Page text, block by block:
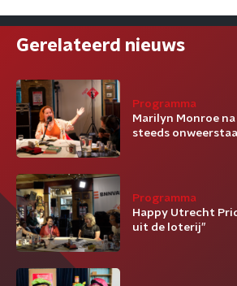
Gerelateerd nieuws
Programma
Marilyn Monroe
steeds
Programma
Happy Utrecht
uit de loterij”